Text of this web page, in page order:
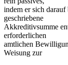
indem er sich
geschriebene
Akkreditivsumme
erforderlichen
amtlichen
Weisung zur